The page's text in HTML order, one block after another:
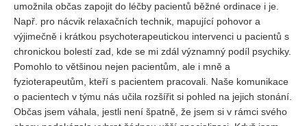
umožnila občas zapojit do léčby pacientů běžné ordinace i je.
Např. pro nácvik relaxačních technik, mapující pohovor a
výjimečně i krátkou psychoterapeutickou intervenci u pacientů s
chronickou bolestí zad, kde se mi zdál významný podíl psychiky.
Pomohlo to většinou nejen pacientům, ale i mně a
fyzioterapeutům, kteří s pacientem pracovali. Naše komunikace
o pacientech v týmu nás učila rozšířit si pohled na jejich stonání.
Občas jsem váhala, jestli není špatně, že jsem si v rámci svého